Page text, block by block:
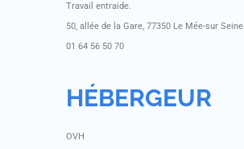
Travail entraide.
50, allée de la Gare, 77350 Le Mée-sur Seine
01 64 56 50 70
HÉBERGEUR
OVH